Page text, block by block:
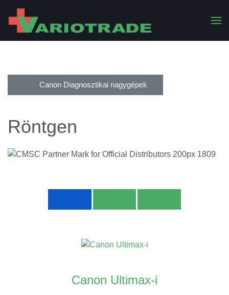
Canon Diagnosztikai nagygépek
Röntgen
Canon Ultimax-i